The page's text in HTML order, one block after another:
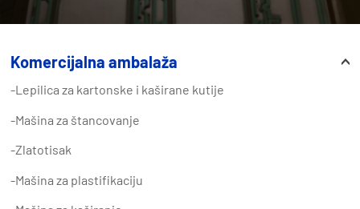
Komercijalna ambalaža
-Lepilica za kartonske i kaširane kutije
-Mašina za štancovanje
-Zlatotisak
-Mašina za plastifikaciju